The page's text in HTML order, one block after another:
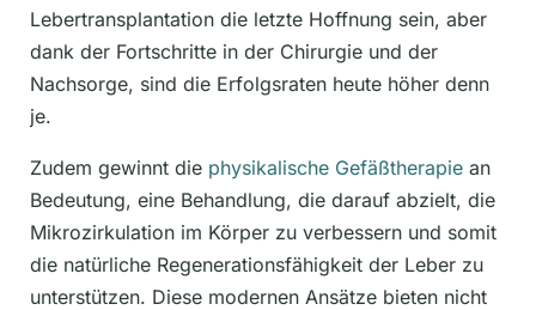
Lebertransplantation die letzte Hoffnung sein, aber
dank der Fortschritte in der Chirurgie und der
Nachsorge, sind die Erfolgsraten heute höher denn
je.
Zudem gewinnt die physikalische Gefäßtherapie an
Bedeutung, eine Behandlung, die darauf abzielt, die
Mikrozirkulation im Körper zu verbessern und somit
die natürliche Regenerationsfähigkeit der Leber zu
unterstützen. Diese modernen Ansätze bieten nicht